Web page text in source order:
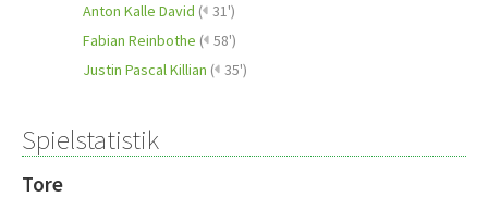
Anton Kalle David ( 31')
Fabian Reinbothe ( 58')
Justin Pascal Killian ( 35')
Spielstatistik
Tore